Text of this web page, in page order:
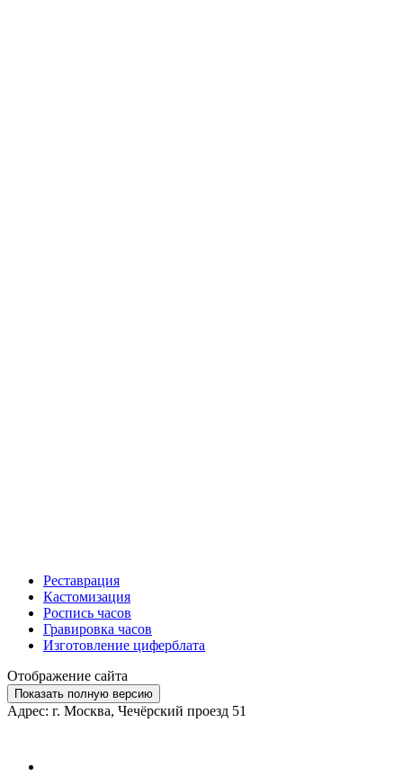
Реставрация
Кастомизация
Роспись часов
Гравировка часов
Изготовление циферблата
Отображение сайта
Показать полную версию
Адрес: г. Москва, Чечёрский проезд 51